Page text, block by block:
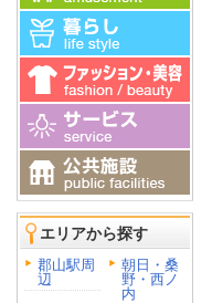
エリアから探す
郡山駅周
辺
朝日・桑
野・西ノ
内